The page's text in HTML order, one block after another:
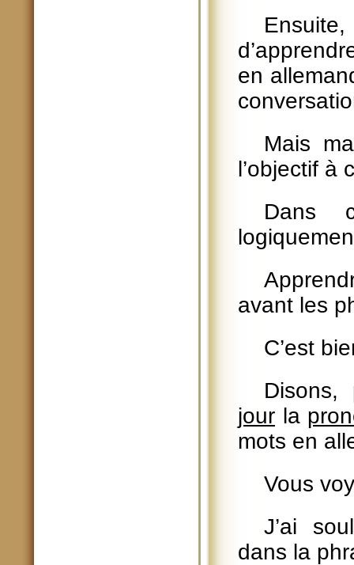
en
Mais
l’objectif à
Dans
avant les
C’est
jour la
mots en
Vous
J’ai
dans la